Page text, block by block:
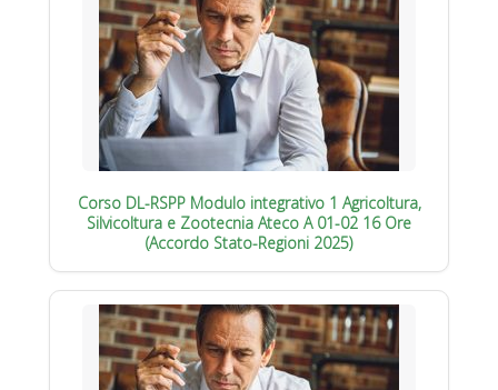
Corso DL-RSPP Modulo integrativo 1 Agricoltura,
Silvicoltura e Zootecnia Ateco A 01-02 16 Ore
(Accordo Stato-Regioni 2025)